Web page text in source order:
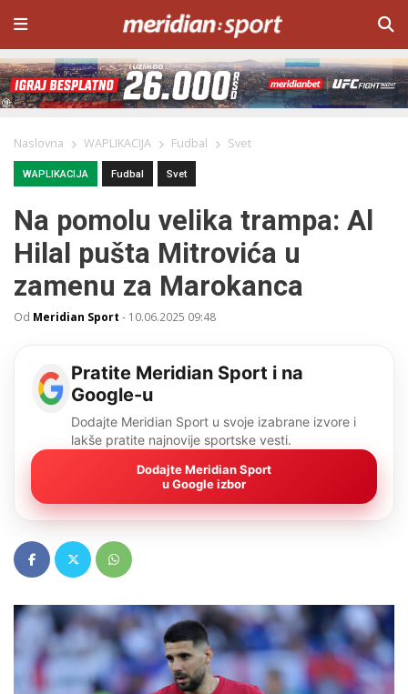
Naslovna WAPLIKACIJA Fudbal Svet
WAPLIKACIJA Fudbal Svet
Na pomolu velika trampa: Al
Hilal pušta Mitrovića u
zamenu za Marokanca
Od Meridian Sport - 10.06.2025 09:48
Pratite Meridian Sport i na
Google-u
Dodajte Meridian Sport u svoje izabrane izvore i
lakše pratite najnovije sportske vesti.
Dodajte Meridian Sport
u Google izbor